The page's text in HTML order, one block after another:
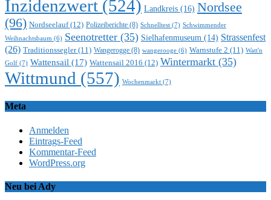
Inzidenzwert (524) Landkreis (16) Nordsee
(96) Nordseelauf(12) Polizeiberichte (8) Schnelltest (7) Schwimmender
Weihnachtsbaum (6) Seenotretter (35) Sielhafenmuseum (14) Strassenfest
(26) Traditionssegler(11) Wangerogge (8) wangerooge (6) Warnstufe 2 (11) Watt'n
Golf (7) Wattensail (17) Wattensail 2016 (12) Wintermarkt (35)
Wittmund (557) Wochenmarkt (7)
Meta
Anmelden
Eintrags-Feed
Kommentar-Feed
WordPress.org
Neu bei Ady